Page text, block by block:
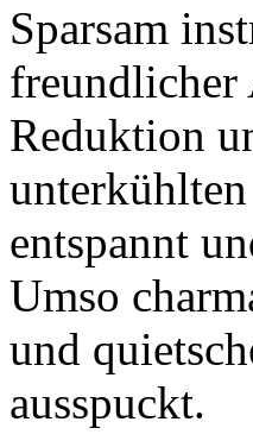
Sparsam
freundlicher
Reduktion
entspannt
Umso
und
ausspuckt.